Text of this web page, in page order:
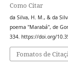
Como Citar
da Silva, H. M., & da
poema "Marabá", de
334. https://doi.org/
Fomatos de